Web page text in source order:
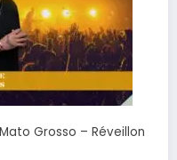
Grosso – Réveillon